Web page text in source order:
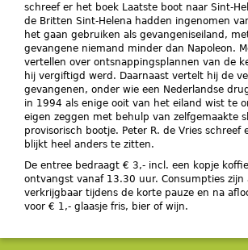
schreef er het boek Laatste boot naar Sint-
de Britten Sint-Helena hadden ingenomen
het gaan gebruiken als gevangeniseiland,
gevangene niemand minder dan Napoleon.
vertellen over ontsnappingsplannen van de
hij vergiftigd werd. Daarnaast vertelt hij de
gevangenen, onder wie een Nederlandse
in 1994 als enige ooit van het eiland wist te
eigen zeggen met behulp van zelfgemaakte
provisorisch bootje. Peter R. de Vries schreef
blijkt heel anders te zitten.
De entree bedraagt € 3,- incl. een kopje
ontvangst vanaf 13.30 uur. Consumpties zijn
verkrijgbaar tijdens de korte pauze en na
voor € 1,- glaasje fris, bier of wijn.